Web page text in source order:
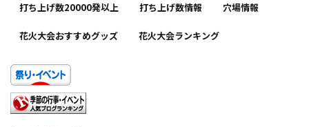
打ち上げ数20000発以上 打ち上げ数情報 穴場情報
花火大会おすすめグッズ 花火大会ランキング